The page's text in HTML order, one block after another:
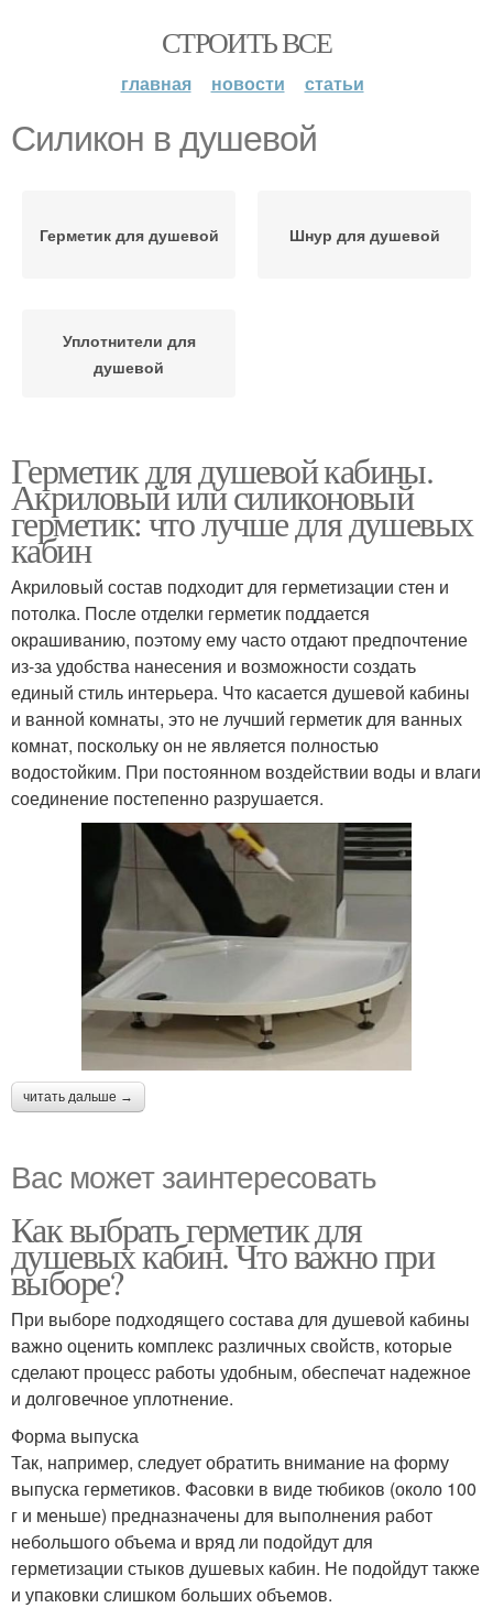
СТРОИТЬ ВСЕ
главная новости статьи
Силикон в душевой
Герметик для душевой Шнур для душевой
Уплотнители для
душевой
Герметик для душевой кабины.
Акриловый или силиконовый
герметик: что лучше для душевых
кабин
Акриловый состав подходит для герметизации стен и
потолка. После отделки герметик поддается
окрашиванию, поэтому ему часто отдают предпочтение
из-за удобства нанесения и возможности создать
единый стиль интерьера. Что касается душевой кабины
и ванной комнаты, это не лучший герметик для ванных
комнат, поскольку он не является полностью
водостойким. При постоянном воздействии воды и влаги
соединение постепенно разрушается.
читать дальше →
Вас может заинтересовать
Как выбрать герметик для
душевых кабин. Что важно при
выборе?
При выборе подходящего состава для душевой кабины
важно оценить комплекс различных свойств, которые
сделают процесс работы удобным, обеспечат надежное
и долговечное уплотнение.
Форма выпуска
Так, например, следует обратить внимание на форму
выпуска герметиков. Фасовки в виде тюбиков (около 100
г и меньше) предназначены для выполнения работ
небольшого объема и вряд ли подойдут для
герметизации стыков душевых кабин. Не подойдут также
и упаковки слишком больших объемов.